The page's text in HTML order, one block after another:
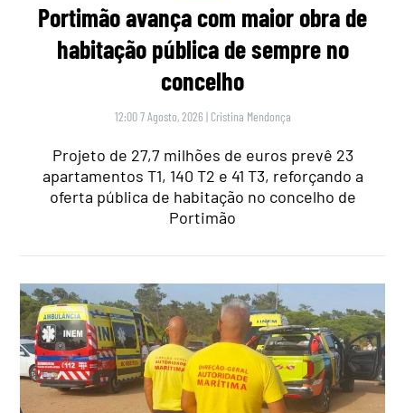
Portimão avança com maior obra de
habitação pública de sempre no
concelho
12:00 7 Agosto, 2026 | Cristina Mendonça
Projeto de 27,7 milhões de euros prevê 23
apartamentos T1, 140 T2 e 41 T3, reforçando a
oferta pública de habitação no concelho de
Portimão